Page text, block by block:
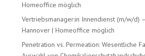
Homeoffice möglich
Vertriebsmanager:in Innendienst (m/w/d)
Hannover | Homeoffice möglich
Penetration vs. Permeation: Wesentliche